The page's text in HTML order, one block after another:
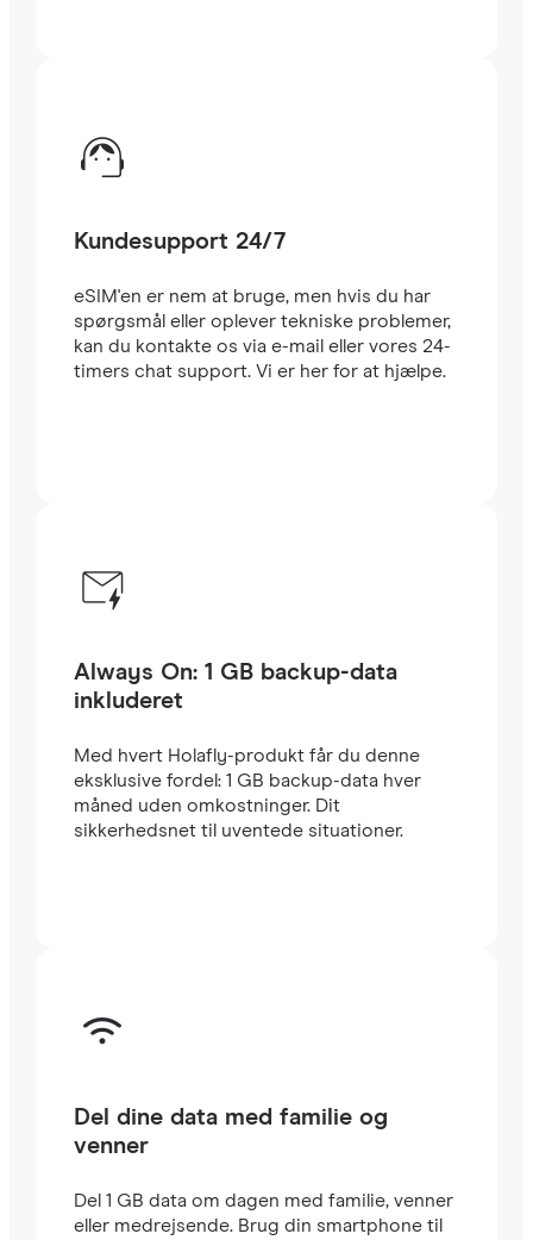
Kundesupport 24/7
eSIM'en er nem at bruge, men hvis du har
spørgsmål eller oplever tekniske problemer,
kan du kontakte os via e-mail eller vores 24-
timers chat support. Vi er her for at hjælpe.
Always On: 1 GB backup-data
inkluderet
Med hvert Holafly-produkt får du denne
eksklusive fordel: 1 GB backup-data hver
måned uden omkostninger. Dit
sikkerhedsnet til uventede situationer.
Del dine data med familie og
venner
Del 1 GB data om dagen med familie, venner
eller medrejsende. Brug din smartphone til